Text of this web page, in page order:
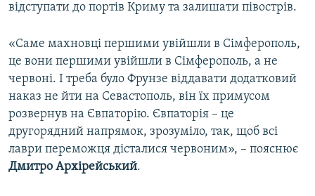
відступати до портів Криму та залишати півострів.
«Саме махновці першими увійшли в Сімферополь,
це вони першими увійшли в Сімферополь, а не
червоні. І треба було Фрунзе віддавати додатковий
наказ не йти на Севастополь, він їх примусом
розвернув на Євпаторію. Євпаторія – це
другорядний напрямок, зрозуміло, так, щоб всі
лаври переможця дісталися червоним», – пояснює
Дмитро Архірейський.